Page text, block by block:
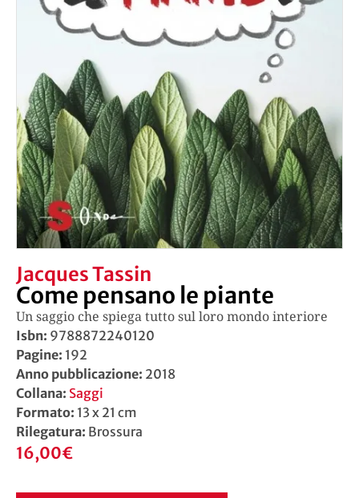
Jacques Tassin
Come pensano le piante
Un saggio che spiega tutto sul loro mondo interiore
Isbn: 9788872240120
Pagine: 192
Anno pubblicazione: 2018
Collana: Saggi
Formato: 13 x 21 cm
Rilegatura: Brossura
16,00€